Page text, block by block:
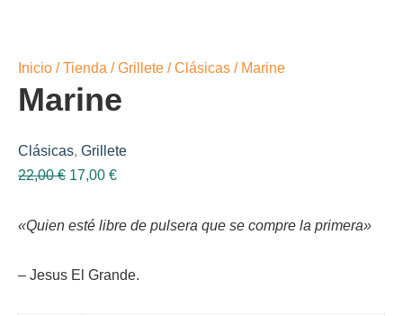
Inicio /Tienda /Grillete /Clásicas / Marine
Marine
Clásicas, Grillete
22,00€ El
original
22,00 €.
17,00 €El
actual
17,00 €.
«Quien esté libre de pulsera que se compre la primera»
– Jesus El Grande.